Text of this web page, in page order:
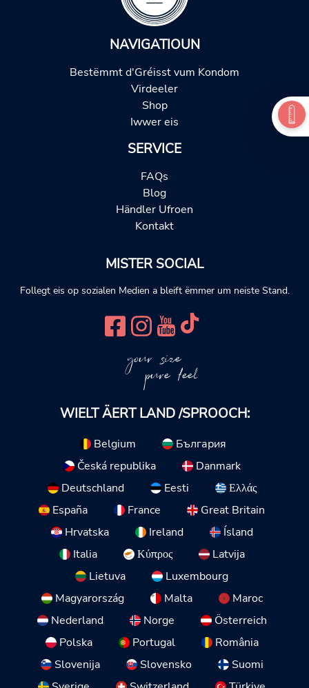
NAVIGATIOUN
Bestëmmt d'Gréisst vum Kondom
Virdeeler
Shop
Iwwer eis
SERVICE
FAQs
Blog
Händler Ufroen
Kontakt
MISTER SOCIAL
Follegt eis op sozialen Medien a bleift ëmmer um neiste Stand.
your size
pure feel
WIELT ÄERT LAND /SPROOCH:
Belgium
България
Česká republika
Danmark
Deutschland
Eesti
Ελλάς
España
France
Great Britain
Hrvatska
Ireland
Ísland
Italia
Κύπρος
Latvija
Lietuva
Luxembourg
Magyarország
Malta
Maroc
Nederland
Norge
Österreich
Polska
Portugal
România
Slovenija
Slovensko
Suomi